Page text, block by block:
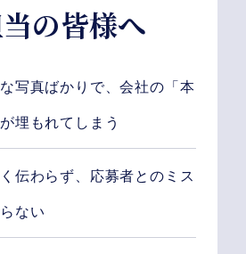
の皆様へ
写真ばかりで、会社の「本
埋もれてしまう
伝わらず、応募者とのミス
ない